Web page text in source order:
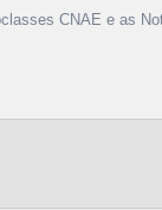
CNAE e as